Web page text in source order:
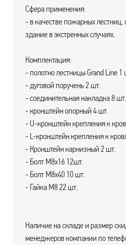
Сфера применения:
- в качестве пожарных лестниц,
здание в экстренных случаях.
Комплектация:
- полотно лестницы Grand Line 1
- дуговой поручень 2 шт.
- соединительная накладка 8 шт.
- кронштейн опорный 4 шт.
- U-кронштейн крепления к
- L-кронштейн крепления к
- Кронштейн карнизный 2 шт.
- Болт М8х16 12шт.
- Болт М8х40 10 шт.
- Гайка М8 22 шт.
Наличие на складе и размер
менеджеров компании по